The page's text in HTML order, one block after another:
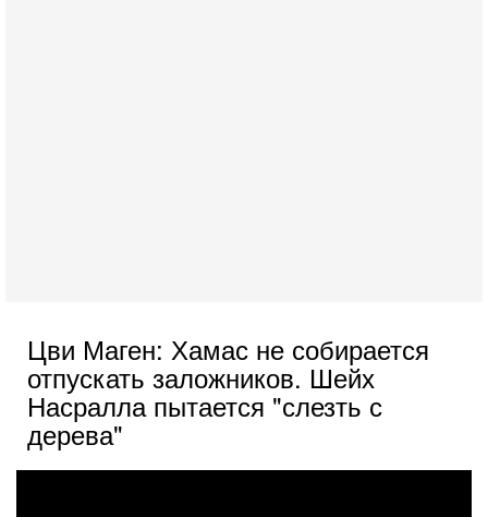
Цви Маген: Хамас не собирается
отпускать заложников. Шейх
Насралла пытается "слезть с
дерева"